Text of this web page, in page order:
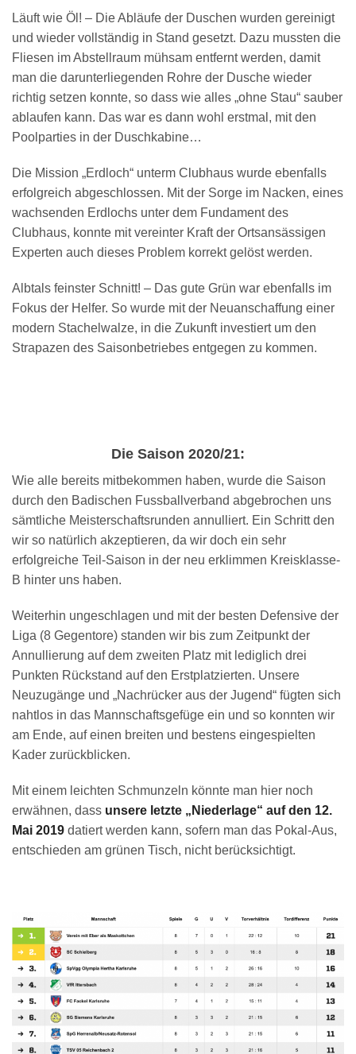
Läuft wie Öl! – Die Abläufe der Duschen wurden gereinigt
und wieder vollständig in Stand gesetzt. Dazu mussten die
Fliesen im Abstellraum mühsam entfernt werden, damit
man die darunterliegenden Rohre der Dusche wieder
richtig setzen konnte, so dass wie alles „ohne Stau“ sauber
ablaufen kann. Das war es dann wohl erstmal, mit den
Poolparties in der Duschkabine…
Die Mission „Erdloch“ unterm Clubhaus wurde ebenfalls
erfolgreich abgeschlossen. Mit der Sorge im Nacken, eines
wachsenden Erdlochs unter dem Fundament des
Clubhaus, konnte mit vereinter Kraft der Ortsansässigen
Experten auch dieses Problem korrekt gelöst werden.
Albtals feinster Schnitt! – Das gute Grün war ebenfalls im
Fokus der Helfer. So wurde mit der Neuanschaffung einer
modern Stachelwalze, in die Zukunft investiert um den
Strapazen des Saisonbetriebes entgegen zu kommen.
Die Saison 2020/21:
Wie alle bereits mitbekommen haben, wurde die Saison
durch den Badischen Fussballverband abgebrochen uns
sämtliche Meisterschaftsrunden annulliert. Ein Schritt den
wir so natürlich akzeptieren, da wir doch ein sehr
erfolgreiche Teil-Saison in der neu erklimmen Kreisklasse-
B hinter uns haben.
Weiterhin ungeschlagen und mit der besten Defensive der
Liga (8 Gegentore) standen wir bis zum Zeitpunkt der
Annullierung auf dem zweiten Platz mit lediglich drei
Punkten Rückstand auf den Erstplatzierten. Unsere
Neuzugänge und „Nachrücker aus der Jugend“ fügten sich
nahtlos in das Mannschaftsgefüge ein und so konnten wir
am Ende, auf einen breiten und bestens eingespielten
Kader zurückblicken.
Mit einem leichten Schmunzeln könnte man hier noch
erwähnen, dass unsere letzte „Niederlage“ auf den 12.
Mai 2019 datiert werden kann, sofern man das Pokal-Aus,
entschieden am grünen Tisch, nicht berücksichtigt.